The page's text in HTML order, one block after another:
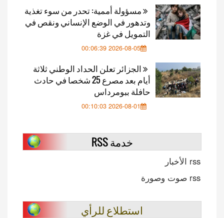
مسؤولة أممية: تحدر من سوء تغذية
وتدهور في الوضع الإنساني ونقص في
التمويل في غزة
2026-08-05 00:06:39
الجزائر تعلن الحداد الوطني ثلاثة
أيام بعد مصرع 25 شخصا في حادث
حافلة ببومرداس
2026-08-01 00:10:03
خدمة RSS
rss الأخبار
rss صوت وصورة
استطلاع للرأي